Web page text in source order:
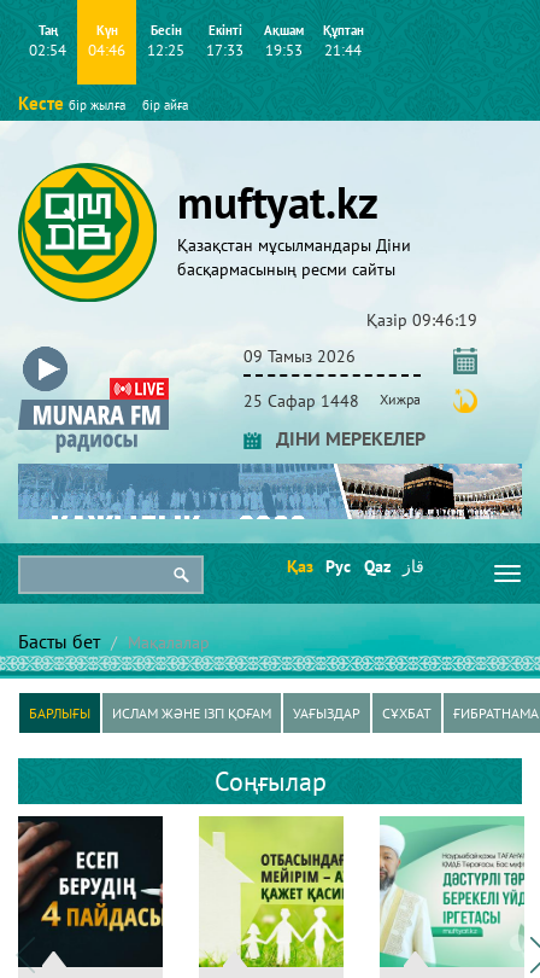
Таң
02:54
Күн
04:46
Бесін
12:25
Екінті
17:33
Ақшам
19:53
Құптан
21:44
Кесте бір жылға бір айға
muftyat.kz
Қазақстан мұсылмандары Діни
басқармасының ресми сайты
Қазір 09:46:20
09 Тамыз 2026
25 Сафар 1448 Хижра
ДІНИ МЕРЕКЕЛЕР
Қаз Рус Qaz قاز
Басты бет Мақалалар
БАРЛЫҒЫ ИСЛАМ ЖӘНЕ ІЗГІ ҚОҒАМ УАҒЫЗДАР СҰХБАТ ҒИБРАТНАМА
Соңғылар